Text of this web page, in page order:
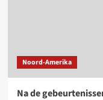
Noord-Amerika
Na de